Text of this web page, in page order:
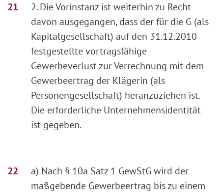
2. Die Vorinstanz ist weiterhin zu Recht
davon ausgegangen, dass der für die G (als
Kapitalgesellschaft) auf den 31.12.2010
festgestellte vortragsfähige
Gewerbeverlust zur Verrechnung mit dem
Gewerbeertrag der Klägerin (als
Personengesellschaft) heranzuziehen ist.
Die erforderliche Unternehmensidentität
ist gegeben.
a) Nach § 10a Satz 1 GewStG wird der
maßgebende Gewerbeertrag bis zu einem